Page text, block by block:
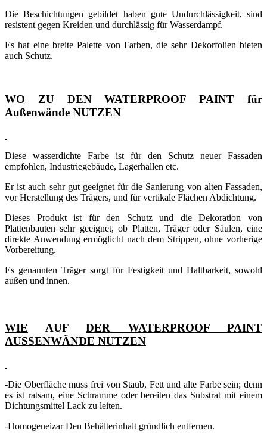
Die Beschichtungen gebildet haben gute Undurchlässigkeit, sind
resistent gegen Kreiden und durchlässig für Wasserdampf.
Es hat eine breite Palette von Farben, die sehr Dekorfolien bieten
auch Schutz.
WO ZU DEN WATERPROOF PAINT für
Außenwände NUTZEN
Diese wasserdichte Farbe ist für den Schutz neuer Fassaden
empfohlen, Industriegebäude, Lagerhallen etc.
Er ist auch sehr gut geeignet für die Sanierung von alten Fassaden,
vor Herstellung des Trägers, und für vertikale Flächen Abdichtung.
Dieses Produkt ist für den Schutz und die Dekoration von
Plattenbauten sehr geeignet, ob Platten, Träger oder Säulen, eine
direkte Anwendung ermöglicht nach dem Strippen, ohne vorherige
Vorbereitung.
Es genannten Träger sorgt für Festigkeit und Haltbarkeit, sowohl
außen und innen.
WIE AUF DER WATERPROOF PAINT
AUSSENWÄNDE NUTZEN
-Die Oberfläche muss frei von Staub, Fett und alte Farbe sein; denn
es ist ratsam, eine Schramme oder bereiten das Substrat mit einem
Dichtungsmittel Lack zu leiten.
-Homogeneizar Den Behälterinhalt gründlich entfernen.